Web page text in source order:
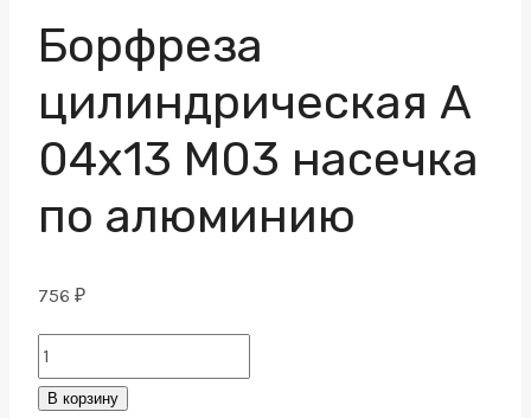
Борфреза
цилиндрическая A
04х13 M03 насечка
по алюминию
756 ₽
Борфреза
цилиндрическая
В корзину